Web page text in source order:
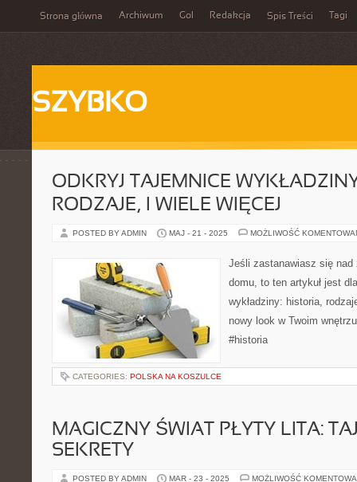
Strona główna Archiwum Gol Redakcja Spis Treści Tagi
SZYBKO
ODKRYJ TAJEMNICE
RODZAJE, I WIELE WIĘCEJ
POSTED BY ADMIN MAJ - 21 - 2025 MOŻLIWOŚĆ
Jeśli zastanawiasz się nad
domu, to ten artykuł jest
wykładziny: historia,
nowy look w Twoim
#historia
CATEGORIES: POLSKA NA KOSZULCE
MAGICZNY ŚWIAT PŁYTY LITA:
SEKRETY
POSTED BY ADMIN MAR - 23 - 2025 MOŻLIWOŚĆ